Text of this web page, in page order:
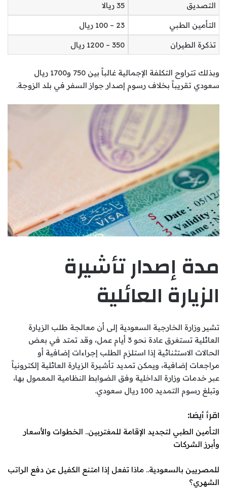
التصديق 35 ريالا
التأمين الطبي 23 – 100 ريال
تذكرة الطيران 350 – 1200 ريال
وبذلك تتراوح التكلفة الإجمالية غالباً بين 750 و1700 ريال
سعودي تقريباً بخلاف رسوم إصدار جواز السفر في بلد الزوجة.
مدة إصدار تأشيرة
الزيارة العائلية
تشير وزارة الخارجية السعودية إلى أن معالجة طلب الزيارة
العائلية تستغرق عادة نحو 3 أيام عمل، وقد تمتد في بعض
الحالات الاستثنائية إذا استلزم الطلب إجراءات إضافية أو
مراجعات إضافية، ويمكن تمديد تأشيرة الزيارة العائلية إلكترونياً
عبر خدمات وزارة الداخلية وفق الضوابط النظامية المعمول بها،
وتبلغ رسوم التمديد 100 ريال سعودي.
اقرأ أيضا:
التأمين الطبي لتجديد الإقامة للمغتربين.. الخطوات والأسعار
وأبرز الشركات
للمصريين بالسعودية.. ماذا تفعل إذا امتنع الكفيل عن دفع الراتب
الشهري؟